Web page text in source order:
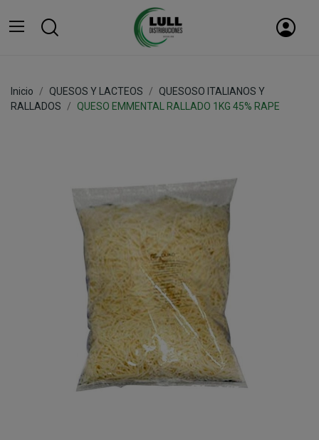
Inicio QUESOS Y LACTEOS
QUESOSO ITALIANOS Y
RALLADOS
QUESO EMMENTAL RALLADO 1KG 45% RAPE